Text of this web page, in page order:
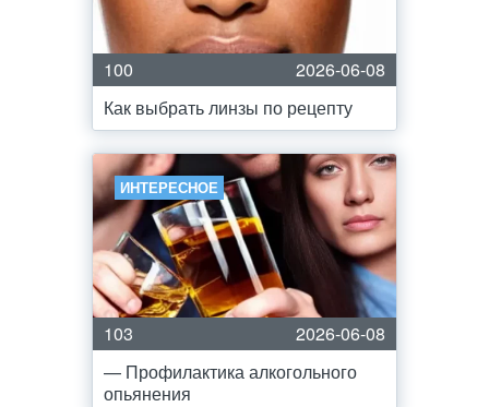
100
2026-06-08
Как выбрать линзы по рецепту
ИНТЕРЕСНОЕ
103
2026-06-08
— Профилактика алкогольного
опьянения